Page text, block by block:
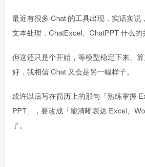
最近有很多 Chat 的工具出现，实话实说
文本处理，ChatExcel、ChatPPT 什么的
但这还只是个开始，等模型稳定下来、
好，我相信 Chat 又会是另一幅样子。
或许以后写在简历上的那句「熟练掌握
PPT」，要改成「能清晰表达 Excel、
了。